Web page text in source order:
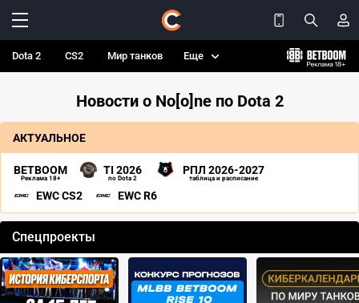
Dota 2 CS2 Мир танков Еще
Новости о No[o]ne по Dota 2
АКТУАЛЬНОЕ
BETBOOM
Реклама 18+
TI 2026
по Dota 2
РПЛ 2026-2027
таблица и расписание
EWC CS2 EWC R6
Спецпроекты